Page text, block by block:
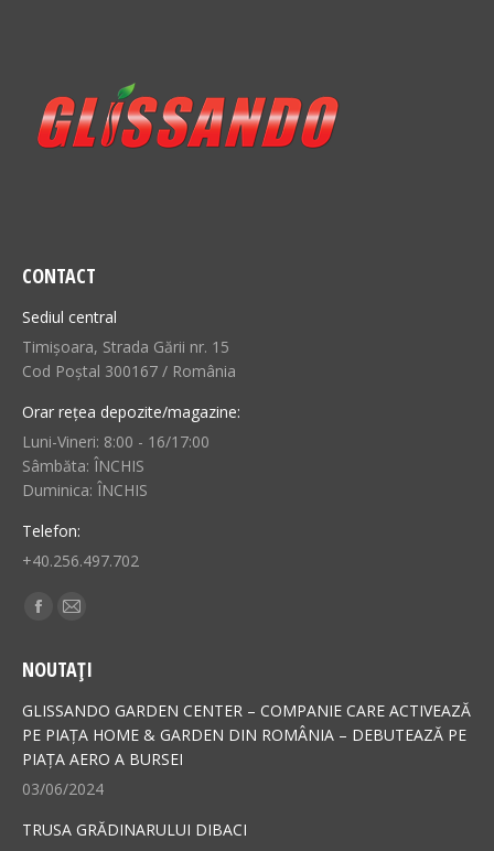
CONTACT
Sediul central
Timișoara, Strada Gării nr. 15
Cod Poștal 300167 / România
Orar rețea depozite/magazine:
Luni-Vineri: 8:00 - 16/17:00
Sâmbăta: ÎNCHIS
Duminica: ÎNCHIS
Telefon:
+40.256.497.702
Find us on:
Facebook
opens
in
new
window
Mail
opens
in
new
window
NOUTAȚI
GLISSANDO GARDEN CENTER – COMPANIE CARE ACTIVEAZĂ
PE PIAȚA HOME & GARDEN DIN ROMÂNIA – DEBUTEAZĂ PE
PIAȚA AERO A BURSEI
03/06/2024
TRUSA GRĂDINARULUI DIBACI